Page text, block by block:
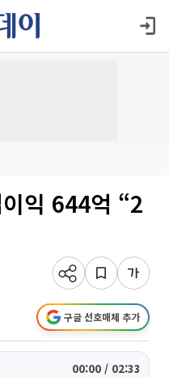
익 644억 “2
구글 선호매체 추가
00:00 / 02:33